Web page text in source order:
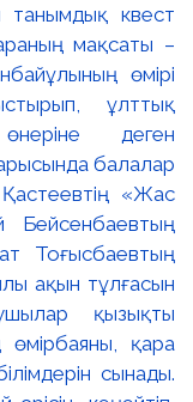
квест
мақсаты –
өмірі
ұлттық
деген
балалар
«Жас
Бейсенбаевтың
Тоғысбаевтың
ақын тұлғасын
қызықты
қара
сынады.